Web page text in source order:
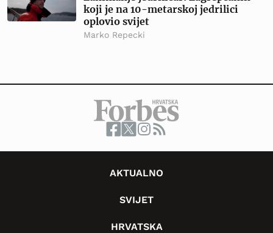
koji je na 10-metarskoj jedrilici
oplovio svijet
Marko Repecki
AKTUALNO
SVIJET
HRVATSKA